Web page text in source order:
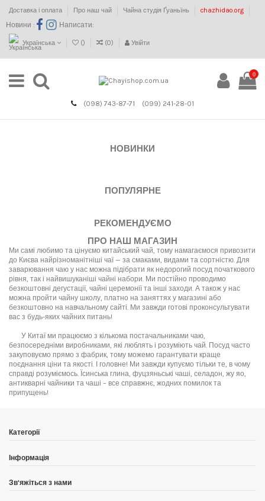
Доставка і оплата Про наш чай Чайна студія Ґуаньїнь chazhidao.org
Новини : Написати:
Українська () (0) Увійти
0
(098) 743-87-71 (099) 241-28-01
НОВИНКИ
ПОПУЛЯРНЕ
РЕКОМЕНДУЄМО
ПРО НАШ МАГАЗИН
Ми самі любимо та цінуємо китайський чай, тому намагаємося привозити
до Києва найрізноманітніші чаї — за смаками, видами та сортністю. Для
заварювання чаю у нас можна підібрати як недорогий посуд початкового
рівня, так і найвишуканіші чайні набори. Ми постійно проводимо
безкоштовні дегустації, чайні церемонії та інші заходи. А також у нас
можна пройти чайну школу, платно на заняттях у магазині або
безкоштовно на навчальному сайті. Ми завжди готові проконсультувати
вас з будь-яких чайних питань!
У Китаї ми працюємо з кількома постачальниками чаю,
безпосередніми виробниками, які люблять і розуміють чай. Посуд часто
закуповуємо прямо з фабрик, тому можемо гарантувати краще
поєднання ціни та якості. І головне! Ми завжди купуємо тільки те, в чому
справді розуміємось. Їсинська глина, фуцзяньські чаші, селадон, жу яо,
антикварні чайники та чаші – все справжнє, жодних помилок та
припущень!
Категорії
Інформація
Зв'яжіться з нами